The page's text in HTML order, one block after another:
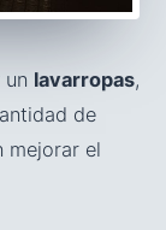
lavarropas,
de
mejorar el